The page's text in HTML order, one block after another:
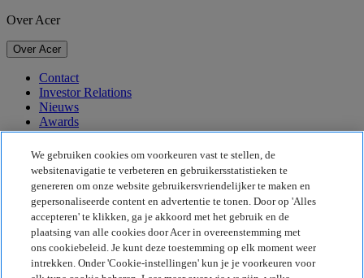
Over Acer
Over Acer
Contact
Investor Relations
Nieuws
Awards
Evenementen
Duurzaamheid
Duurzaamheid
Maatschappelijk verantwoord ondernemen
De CO2-voetafdruk van het product
Project Humanity
Earthion
We gebruiken cookies om voorkeuren vast te stellen, de
websitenavigatie te verbeteren en gebruikersstatistieken te
genereren om onze website gebruikersvriendelijker te maken en
gepersonaliseerde content en advertentie te tonen. Door op 'Alles
accepteren' te klikken, ga je akkoord met het gebruik en de
plaatsing van alle cookies door Acer in overeenstemming met
ons cookiebeleid. Je kunt deze toestemming op elk moment weer
intrekken. Onder 'Cookie-instellingen' kun je je voorkeuren voor